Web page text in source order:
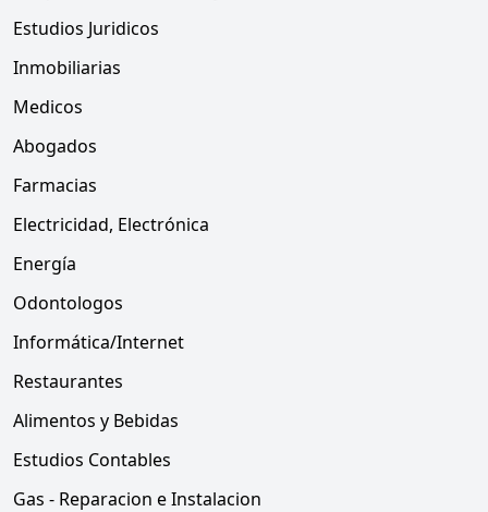
Estudios Juridicos
Inmobiliarias
Medicos
Abogados
Farmacias
Electricidad, Electrónica
Energía
Odontologos
Informática/Internet
Restaurantes
Alimentos y Bebidas
Estudios Contables
Gas - Reparacion e Instalacion